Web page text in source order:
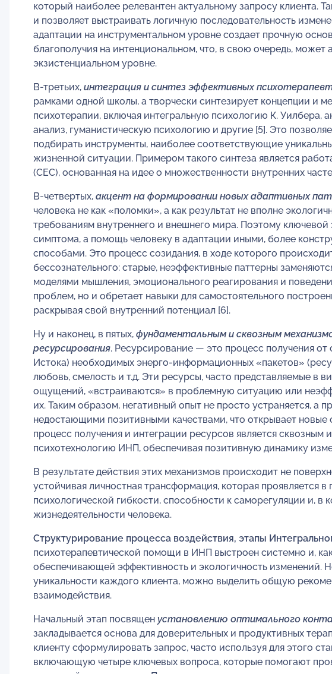
который наиболее релевантен актуальному запросу клиента.
и позволяет выстраивать логичную последовательность
адаптации на инструментальном уровне создает прочную
благополучия на интенциональном, что, в свою очередь,
экзистенциальном уровне.
В-третьих, интеграция и синтез эффективных
рамками одной школы, а творчески синтезирует концепции и
психотерапии, включая интегральную психологию К. Уилбера,
анализ, гуманистическую психологию и другие [5]. Это
подбирать инструменты, наиболее соответствующие
жизненной ситуации. Примером такого синтеза является
(СЕС), основанная на идее о множественности внутренних
В-четвертых, акцент на формировании новых адаптивных
человека не как «поломки», а как результат не вполне
требованиям внутреннего и внешнего мира. Поэтому ключевой
симптома, а помощь человеку в адаптации иными, более
способами. Это процесс созидания, в ходе которого
бессознательного: старые, неэффективные паттерны
моделями мышления, эмоционального реагирования и
проблем, но и обретает навыки для самостоятельного
раскрывая свой внутренний потенциал [6].
Ну и наконец, в пятых, фундаментальным и сквозным
ресурсирования. Ресурсирование — это процесс получения от
Истока) необходимых энерго-информационных «пакетов»
любовь, смелость и т.д. Эти ресурсы, часто представляемые в
ощущений, «встраиваются» в проблемную ситуацию или
их. Таким образом, негативный опыт не просто устраняется, а
недостающими позитивными качествами, что открывает новые
процесс получения и интеграции ресурсов является
психотехнологию ИНП, обеспечивая позитивную динамику
В результате действия этих механизмов происходит не
устойчивая личностная трансформация, которая проявляется
психологической гибкости, способности к саморегуляции и, в
жизнедеятельности человека.
Структурирование процесса воздействия, этапы
психотерапевтической помощи в ИНП выстроен системно и,
обеспечивающей эффективность и экологичность изменений.
уникальности каждого клиента, можно выделить общую
взаимодействия.
Начальный этап посвящен установлению оптимального
закладывается основа для доверительных и продуктивных
клиенту сформулировать запрос, часто используя для этого
включающую четыре ключевых вопроса, которые помогают